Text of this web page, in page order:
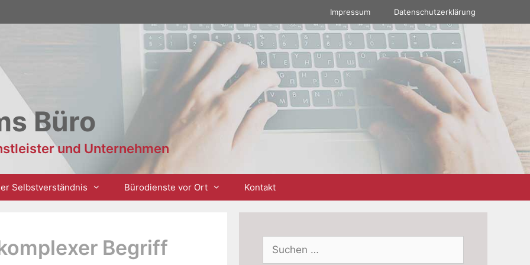
Impressum Datenschutzerklärung
Büro
und Unternehmen
Selbstverständnis Bürodienste vor Ort Kontakt
Begriff
Suchen
nach: